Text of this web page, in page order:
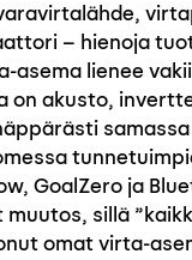
– hienoja
asema lienee
on akusto,
GoalZero ja
muutos, sillä
omat virta-